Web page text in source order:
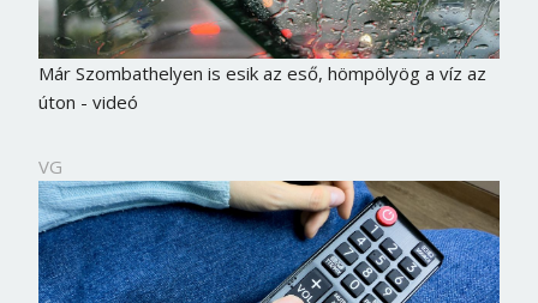
Már Szombathelyen is esik az eső, hömpölyög a víz az
úton - videó
VG